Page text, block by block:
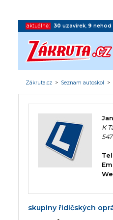
aktuálně: 30 uzavírek, 9 nehod
Zákruta.cz > Seznam autoškol >
K
skupiny řidičských